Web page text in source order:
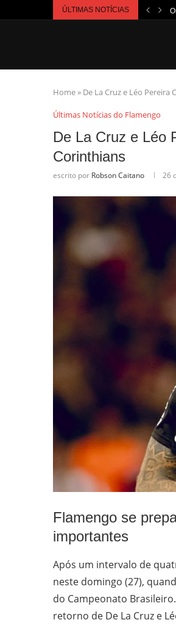
ÚLTIMAS NOTÍCIAS
Home» De La Cruz e Léo
Últimas Notícias do Flamengo
De La Cruz e Léo
Corinthians
escrito por Robson Caitano 26
Flamengo se
importantes
Após um intervalo de
neste domingo (27),
do Campeonato
retorno de De La Cruz e